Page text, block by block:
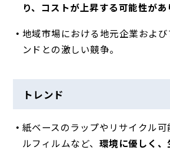
り、コストが上昇する可能性があ
地域市場における地元企業およ
ンドとの激しい競争。
トレンド
紙ベースのラップやリサイクル
ルフィルムなど、 環境に優しく、